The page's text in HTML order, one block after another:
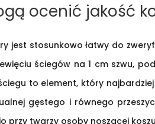
ocenić jakość
jest stosunkowo łatwy do
ściegów na 1 cm szwu,
to element, który
gęstego i równego
przy twarzy osoby noszącej